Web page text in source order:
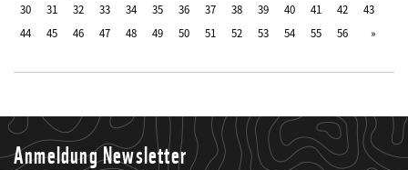
30
31 32 33 34 35 36 37 38 39 40 41 42
43
44
45 46 47 48 49 50 51 52 53 54 55 56
Anmeldung Newsletter